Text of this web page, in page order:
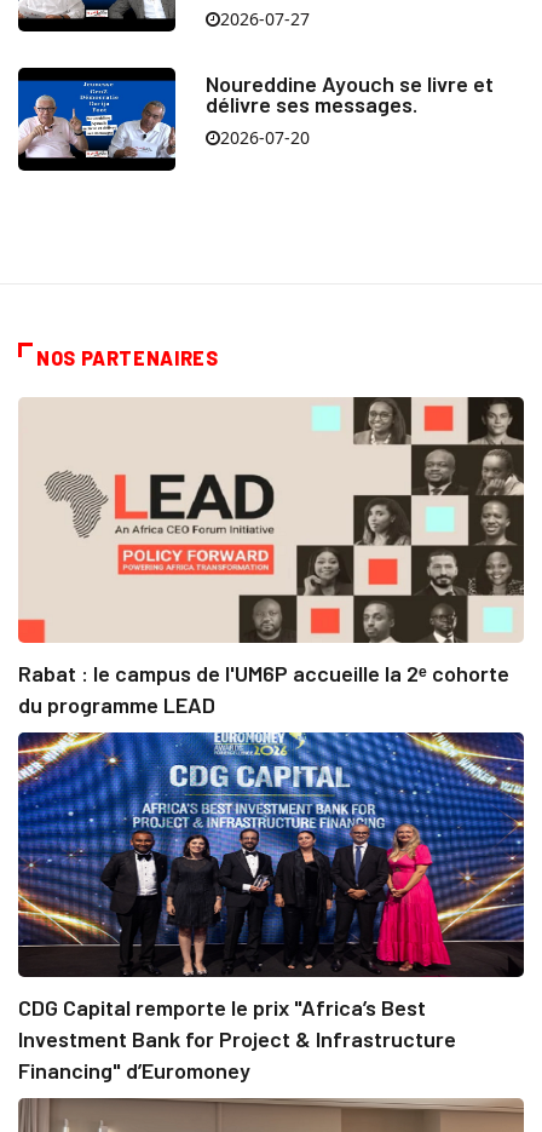
2026-07-27
Noureddine Ayouch se livre et
délivre ses messages.
2026-07-20
NOS PARTENAIRES
Rabat : le campus de l'UM6P accueille la 2ᵉ cohorte
du programme LEAD
CDG Capital remporte le prix "Africa’s Best
Investment Bank for Project & Infrastructure
Financing" d’Euromoney